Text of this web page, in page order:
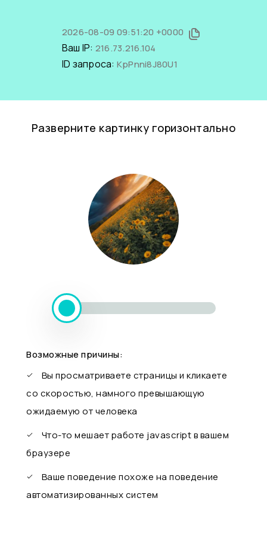
2026-08-09 09:51:20 +0000
Ваш IP: 216.73.216.104
ID запроса: KpPnni8J80U1
Разверните картинку горизонтально
Возможные причины:
Вы просматриваете страницы и кликаете
со скоростью, намного превышающую
ожидаемую от человека
Что-то мешает работе javascript в вашем
браузере
Ваше поведение похоже на поведение
автоматизированных систем